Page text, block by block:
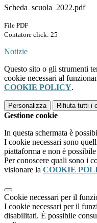
Scheda_scuola_2022.pdf
File PDF
Contatore click: 25
Notizie
Questo sito o gli strumenti
cookie necessari al
COOKIE POLICY.
Personalizza Rifiuta tutti i
Gestione cookie
In questa schermata è
I cookie necessari sono
piattaforma e non è
Per conoscere quali sono i
visionare la COOKIE
Cookie necessari per il
I cookie necessari per il
disabilitati. È possibile